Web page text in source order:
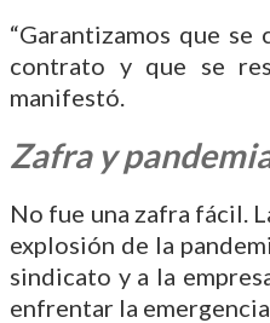
“Garantizamos que
contrato y que se
manifestó.
Zafra y
No fue una zafra fácil.
explosión de la
sindicato y a la
enfrentar la